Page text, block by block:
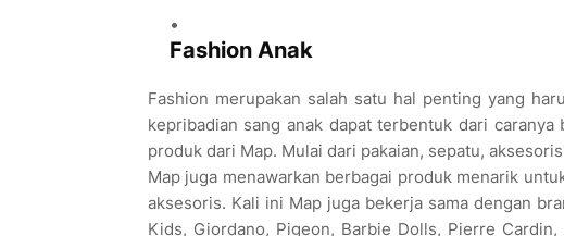
Fashion Anak
Fashion merupakan salah satu hal penting yang
kepribadian sang anak dapat terbentuk dari
produk dari Map. Mulai dari pakaian, sepatu,
Map juga menawarkan berbagai produk menarik
aksesoris. Kali ini Map juga bekerja sama dengan
Kids, Giordano, Pigeon, Barbie Dolls, Pierre